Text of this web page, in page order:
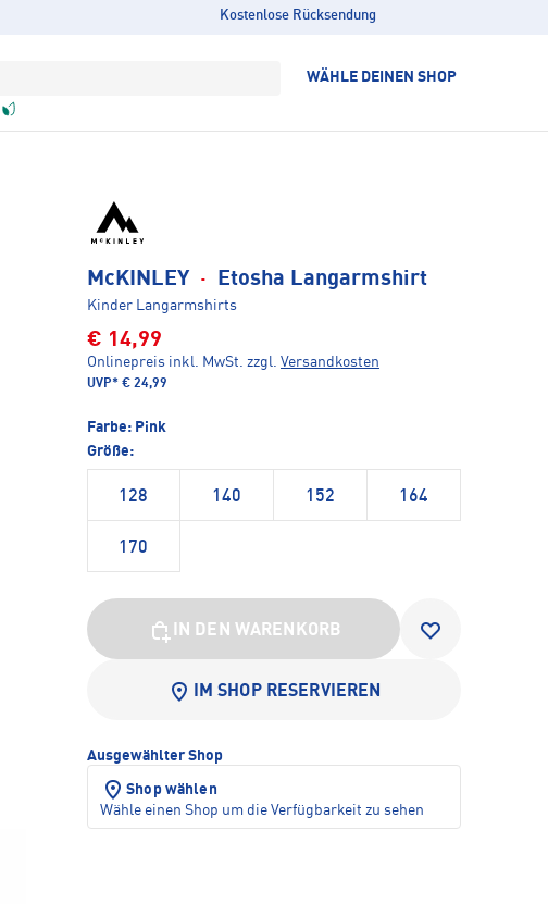
Kostenlose Rücksendung
WÄHLE DEINEN SHOP
McKINLEY · Etosha Langarmshirt
Kinder Langarmshirts
€ 14,99
Onlinepreis inkl. MwSt. zzgl. Versandkosten
UVP* € 24,99
Farbe: Pink
Größe:
128 140 152 164
170
IN DEN WARENKORB
IM SHOP RESERVIEREN
Ausgewählter Shop
Shop wählen
Wähle einen Shop um die Verfügbarkeit zu sehen